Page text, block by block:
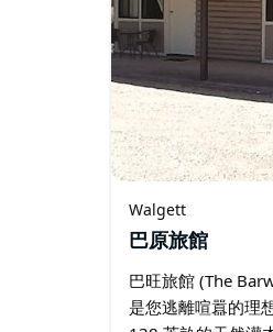
Walgett
巴原旅館
巴旺旅館 (The
是您逃離喧囂的理